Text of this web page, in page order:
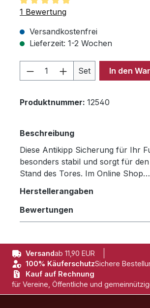
Durchschnittliche Bewertung von
1 Bewertung
Versandkostenfrei
Lieferzeit: 1-2 Wochen
Produkt Anzahl: Gib
Set In den
Produktnummer: 12540
Beschreibung
Diese Antikipp Sicherung für Ihr
besonders stabil und sorgt für
Stand des Tores. Im Online Shop…
Herstellerangaben
Bewertungen
Versandab 11,90 EUR
100% KäuferschutzSichere
Kauf auf Rechnung
für Vereine, Öffentliche und